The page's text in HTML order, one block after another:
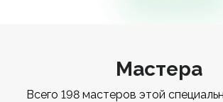
Мастера
Всего 198 мастеров этой